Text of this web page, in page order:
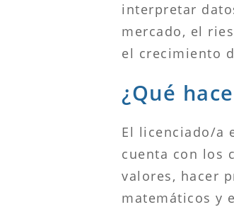
interpretar
mercado, el
el crecimiento
¿Qué
El licenciado/a
cuenta con los
valores, hacer
matemáticos y